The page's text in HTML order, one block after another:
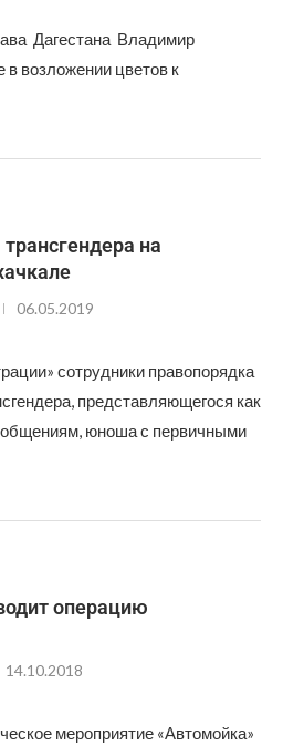
Дагестана Владимир
в возложении цветов к
на
06.05.2019
сотрудники правопорядка
представляющегося как
юноша с первичными
операцию
14.10.2018
мероприятие «Автомойка»